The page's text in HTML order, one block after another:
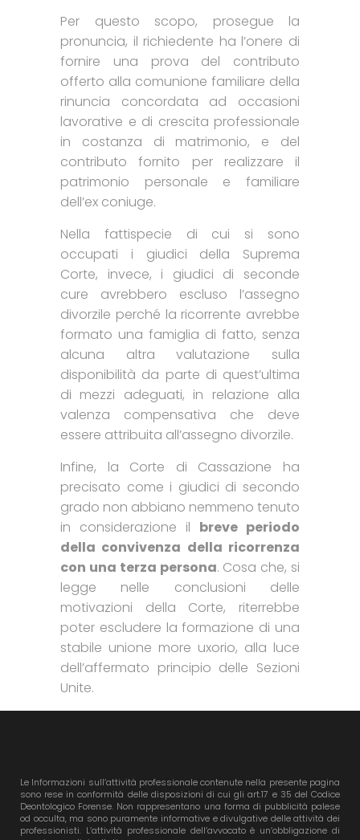
Per questo scopo, prosegue la
pronuncia, il richiedente ha l’onere di
fornire una prova del contributo
offerto alla comunione familiare della
rinuncia concordata ad occasioni
lavorative e di crescita professionale
in costanza di matrimonio, e del
contributo fornito per realizzare il
patrimonio personale e familiare
dell’ex coniuge.
Nella fattispecie di cui si sono
occupati i giudici della Suprema
Corte, invece, i giudici di seconde
cure avrebbero escluso l’assegno
divorzile perché la ricorrente avrebbe
formato una famiglia di fatto, senza
alcuna altra valutazione sulla
disponibilità da parte di quest’ultima
di mezzi adeguati, in relazione alla
valenza compensativa che deve
essere attribuita all’assegno divorzile.
Infine, la Corte di Cassazione ha
precisato come i giudici di secondo
grado non abbiano nemmeno tenuto
in considerazione il breve periodo
della convivenza della ricorrenza
con una terza persona. Cosa che, si
legge nelle conclusioni delle
motivazioni della Corte, riterrebbe
poter escludere la formazione di una
stabile unione more uxorio, alla luce
dell’affermato principio delle Sezioni
Unite.
Le Informazioni sull’attività professionale contenute nella presente pagina
sono rese in conformità delle disposizioni di cui gli art.17 e 35 del Codice
Deontologico Forense. Non rappresentano una forma di pubblicità palese
od occulta, ma sono puramente informative e divulgative delle attività dei
professionisti. L’attività professionale dell’avvocato è un’obbligazione di